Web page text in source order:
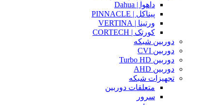
داهوا | Dahua
پیناکل | PINNACLE
ورتینا | VERTINA
کورتک | CORTECH
دوربین شبکه
دوربین CVI
دوربین Turbo HD
دوربین AHD
تجهیزات شبکه
متعلقات دوربین
سرور